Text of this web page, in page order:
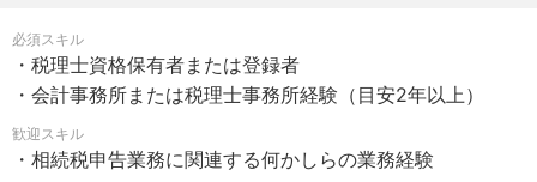
＼相続税実務経験者歓迎・幅広い案件担当が可能で、昇
給・昇格の明確な評価制度◎/多様な働き方が実現可能/転勤
無し／
＜職務概要＞
歩5分
※車通勤相談可能
・敷地内全面禁煙
・転勤なし：本人からの希望制によるものとし、会社から
の一方的な転勤辞令はなし。
必須スキル
・税理士資格保有者または登録者
・会計事務所または税理士事務所経験（目安2年以上）
歓迎スキル
・相続税申告業務に関連する何かしらの業務経験